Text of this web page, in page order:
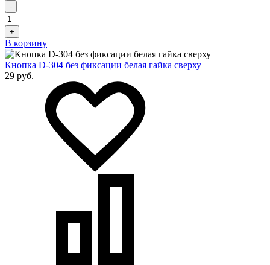
-
+
В корзину
Кнопка D-304 без фиксации белая гайка сверху
29 руб.